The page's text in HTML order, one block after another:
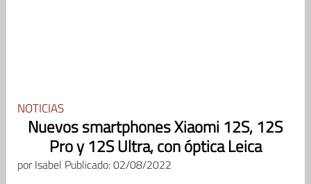
NOTICIAS
Nuevos smartphones Xiaomi 12S, 12S
Pro y 12S Ultra, con óptica Leica
porIsabel Publicado: 02/08/2022